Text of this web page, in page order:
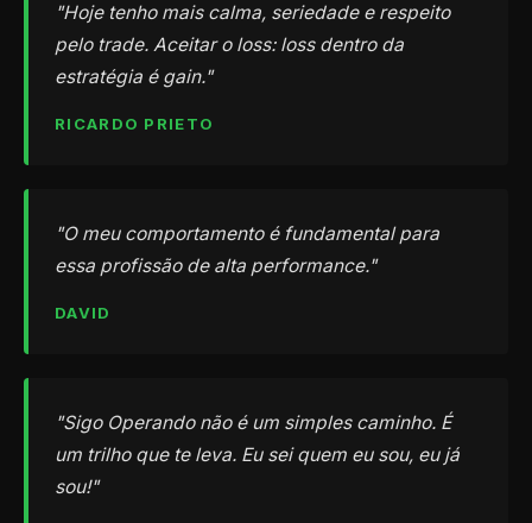
"Hoje tenho mais calma, seriedade e respeito
pelo trade. Aceitar o loss: loss dentro da
estratégia é gain."
RICARDO PRIETO
"O meu comportamento é fundamental para
essa profissão de alta performance."
DAVID
"Sigo Operando não é um simples caminho. É
um trilho que te leva. Eu sei quem eu sou, eu já
sou!"